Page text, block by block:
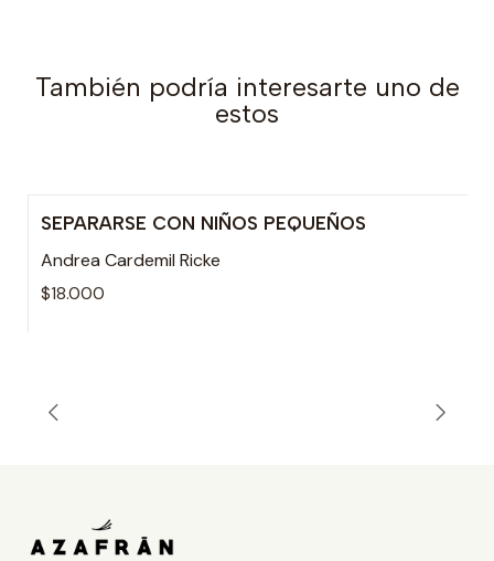
También podría interesarte uno de
estos
SEPARARSE CON NIÑOS PEQUEÑOS
Andrea Cardemil Ricke
$18.000